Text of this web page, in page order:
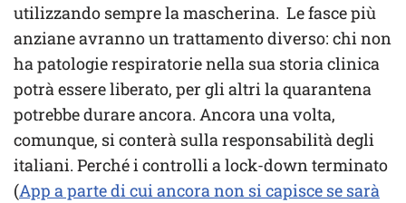
utilizzando sempre la mascherina. Le fasce più
anziane avranno un trattamento diverso: chi non
ha patologie respiratorie nella sua storia clinica
potrà essere liberato, per gli altri la quarantena
potrebbe durare ancora. Ancora una volta,
comunque, si conterà sulla responsabilità degli
italiani. Perché i controlli a lock-down terminato
(App a parte di cui ancora non si capisce se sarà